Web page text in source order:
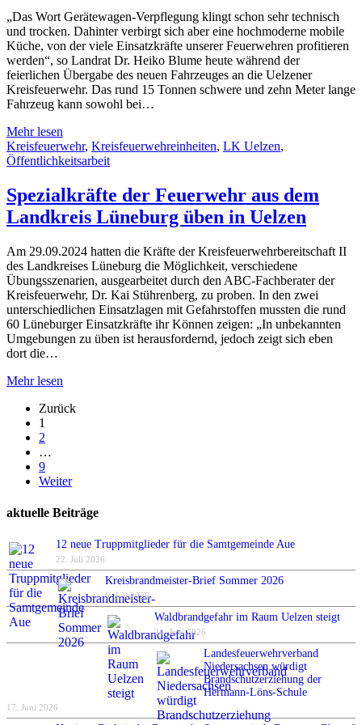
„Das Wort Gerätewagen-Verpflegung klingt schon sehr technisch
und trocken. Dahinter verbirgt sich aber eine hochmoderne mobile
Küche, von der viele Einsatzkräfte unserer Feuerwehren profitieren
werden“, so Landrat Dr. Heiko Blume heute während der
feierlichen Übergabe des neuen Fahrzeuges an die Uelzener
Kreisfeuerwehr. Das rund 15 Tonnen schwere und zehn Meter lange
Fahrzeug kann sowohl bei…
Mehr lesen
Kreisfeuerwehr, Kreisfeuerwehreinheiten, LK Uelzen,
Öffentlichkeitsarbeit
Spezialkräfte der Feuerwehr aus dem
Landkreis Lüneburg üben in Uelzen
Am 29.09.2024 hatten die Kräfte der Kreisfeuerwehrbereitschaft II
des Landkreises Lüneburg die Möglichkeit, verschiedene
Übungsszenarien, ausgearbeitet durch den ABC-Fachberater der
Kreisfeuerwehr, Dr. Kai Stührenberg, zu proben. In den zwei
unterschiedlichen Einsatzlagen mit Gefahrstoffen mussten die rund
60 Lüneburger Einsatzkräfte ihr Können zeigen: „In unbekannten
Umgebungen zu üben ist herausfordernd, jedoch zeigt sich eben
dort die…
Mehr lesen
Zurück
1
2
…
9
Weiter
aktuelle Beiträge
12 neue Truppmitglieder für die Samtgemeinde Aue
22. Juli 2026
Kreisbrandmeister-Brief Sommer 2026
6. Juli 2026
Waldbrandgefahr im Raum Uelzen steigt
24. Juni 2026
Landesfeuerwehrverband
Niedersachsen würdigt
Brandschutzerziehung der
Hermann-Löns-Schule
17. Juni 2026